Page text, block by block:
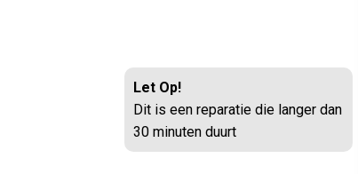
Let Op!
Dit is een reparatie die langer dan
30 minuten duurt